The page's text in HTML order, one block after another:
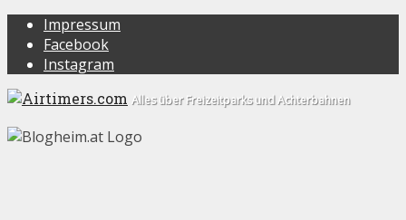
Impressum
Facebook
Instagram
Alles über Freizeitparks und Achterbahnen